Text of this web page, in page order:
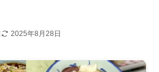
2025年8月28日